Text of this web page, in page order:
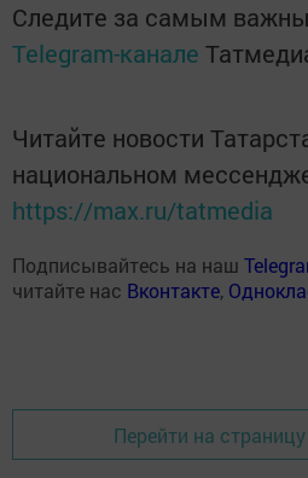
Следите за самым
Telegram-канале
Читайте новости
национальном
https://max.ru/tatmedia
Подписывайтесь на наш
читайте нас Вконтакте,
Перейти на